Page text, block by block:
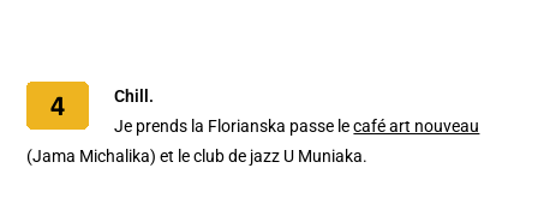
Chill.
Je prends la Florianska passe lecafé art nouveau
(Jama Michalika) et le club de jazz U Muniaka.